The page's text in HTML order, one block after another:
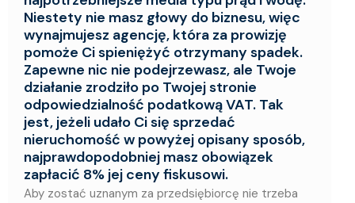
Niestety nie masz głowy do biznesu, więc
wynajmujesz agencję, która za prowizję
pomoże Ci spieniężyć otrzymany spadek.
Zapewne nic nie podejrzewasz, ale Twoje
działanie zrodziło po Twojej stronie
odpowiedzialność podatkową VAT. Tak
jest, jeżeli udało Ci się sprzedać
nieruchomość w powyżej opisany sposób,
najprawdopodobniej masz obowiązek
zapłacić 8% jej ceny fiskusowi.
Aby zostać uznanym za przedsiębiorcę nie trzeba